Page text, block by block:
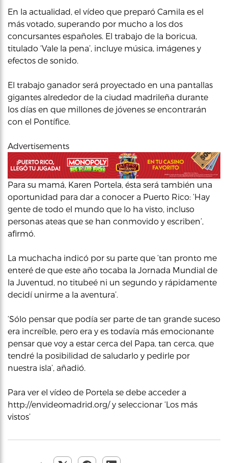
En la actualidad, el vídeo que preparó Camila es el
más votado, superando por mucho a los dos
concursantes españoles. El trabajo de la boricua,
titulado ‘Vale la pena’, incluye música, imágenes y
efectos de sonido.
El trabajo ganador será proyectado en una pantallas
gigantes alrededor de la ciudad madrileña durante
los días en que millones de jóvenes se encontrarán
con el Pontífice.
Advertisements
Para su mamá, Karen Portela, ésta será también una
oportunidad para dar a conocer a Puerto Rico: ‘Hay
gente de todo el mundo que lo ha visto, incluso
personas ateas que se han conmovido y escriben’,
afirmó.
La muchacha indicó por su parte que ‘tan pronto me
enteré de que este año tocaba la Jornada Mundial de
la Juventud, no titubeé ni un segundo y rápidamente
decidí unirme a la aventura’.
‘Sólo pensar que podía ser parte de tan grande suceso
era increíble, pero era y es todavía más emocionante
pensar que voy a estar cerca del Papa, tan cerca, que
tendré la posibilidad de saludarlo y pedirle por
nuestra isla’, añadió.
Para ver el vídeo de Portela se debe acceder a
http://envideomadrid.org/ y seleccionar ‘Los más
vistos’